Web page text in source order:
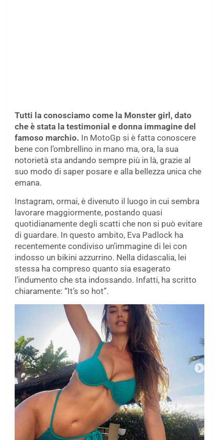
Tutti la conosciamo come la Monster girl, dato
che è stata la testimonial e donna immagine del
famoso marchio. In MotoGp si è fatta conoscere
bene con l’ombrellino in mano ma, ora, la sua
notorietà sta andando sempre più in là, grazie al
suo modo di saper posare e alla bellezza unica che
emana.
Instagram, ormai, è divenuto il luogo in cui sembra
lavorare maggiormente, postando quasi
quotidianamente degli scatti che non si può evitare
di guardare. In questo ambito, Eva Padlock ha
recentemente condiviso un’immagine di lei con
indosso un bikini azzurrino. Nella didascalia, lei
stessa ha compreso quanto sia esagerato
l’indumento che sta indossando. Infatti, ha scritto
chiaramente: “It’s so hot”.